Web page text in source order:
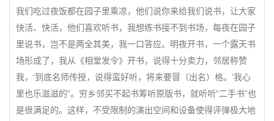
我们吃过夜饭都在园子里乘凉，他们说你来给我们说书，让大家
快活、快活，他们喜欢听书，我想练书接不到书场，每夜在园子
里说书，岂不是两全其美，我一口答应。明夜开书，一个露天书
场形成了，我从《相堂发令》开书，说得十分卖力，邻居称赞
我，‘到底名师传授，说得蛮好听，将来要冒（出名）格。’我心
里也乐滋滋的”。穷乡邻买不起书筹听原版书，就听听“二手书”也
是很满足的。这样，不受限制的演出空间和设备使得评弹极大地